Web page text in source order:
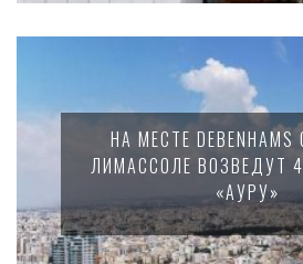
НА МЕСТЕ DEBENHAMS
ЛИМАССОЛЕ ВОЗВЕДУТ
«АУРУ»